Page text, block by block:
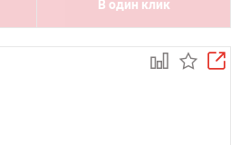
В один клик